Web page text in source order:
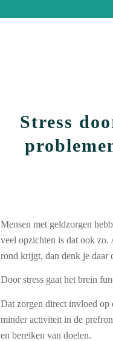
Stress
Mensen met geldzorgen
veel opzichten is dat ook zo.
rond krijgt, dan denk je daar
Door stress gaat het brein
Dat zorgen direct invloed op
minder activiteit in de
en bereiken van doelen.